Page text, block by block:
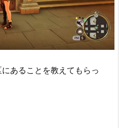
あることを教えてもらっ